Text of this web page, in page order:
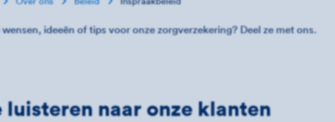
wensen, ideeën of tips voor onze zorgverzekering? Deel ze met ons.
luisteren naar onze klanten